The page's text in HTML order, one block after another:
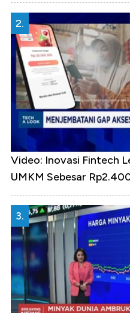
2.
Video: Inovasi Fintech
UMKM Sebesar
3.